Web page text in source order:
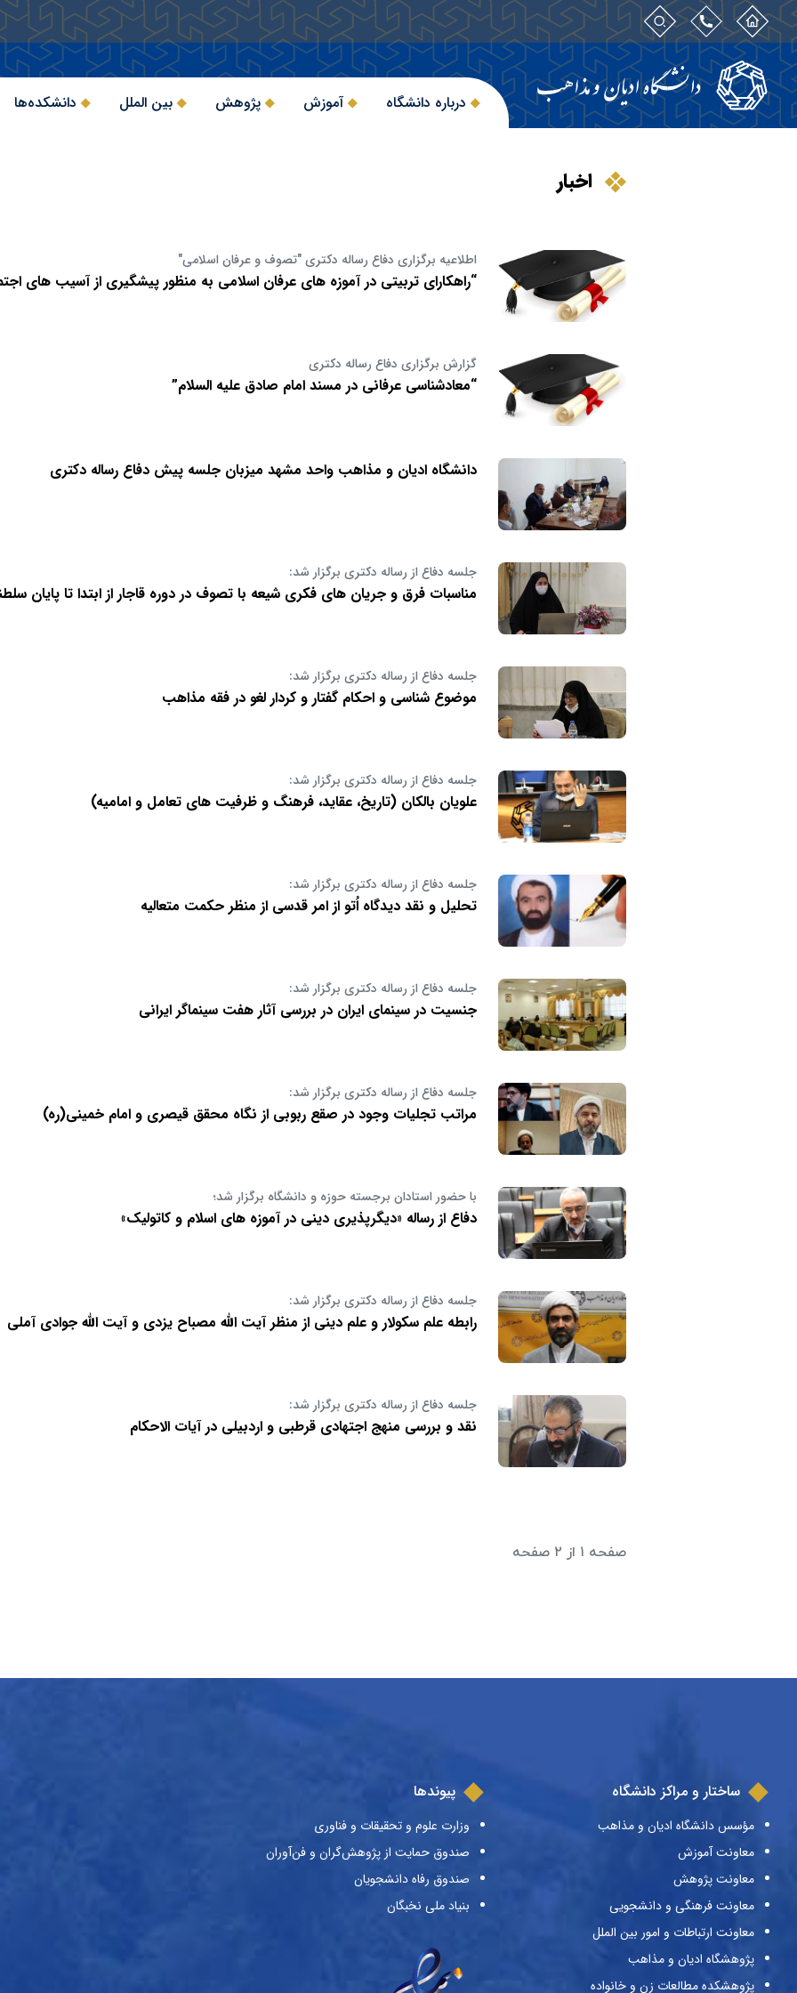
درباره دانشگاه آموزش پژوهش بین الملل دانشکده‌ها
اخبار
اطلاعیه برگزاری دفاع رساله دکتری "تصوف و عرفان اسلامی"
“راهکارای تربیتی در آموزه های عرفان اسلامی به منظور پیشگیری از آسیب های
گزارش برگزاری دفاع رساله دکتری
“معادشناسی عرفانی در مسند امام صادق علیه السلام”
دانشگاه ادیان و مذاهب واحد مشهد میزبان جلسه پیش دفاع رساله دکتری
جلسه دفاع از رساله دکتری برگزار شد:
مناسبات فرق و جریان های فکری شیعه با تصوف در دوره قاجار از ابتدا تا پایان سلطنت محمد
جلسه دفاع از رساله دکتری برگزار شد:
موضوع شناسی و احکام گفتار و کردار لغو در فقه مذاهب
جلسه دفاع از رساله دکتری برگزار شد:
علویان بالکان (تاریخ، عقاید، فرهنگ و ظرفیت های تعامل و امامیه)
جلسه دفاع از رساله دکتری برگزار شد:
تحلیل و نقد دیدگاه اُتو از امر قدسی از منظر حکمت متعالیه
جلسه دفاع از رساله دکتری برگزار شد:
جنسیت در سینمای ایران در بررسی آثار هفت سینماگر ایرانی
جلسه دفاع از رساله دکتری برگزار شد:
مراتب تجليات وجود در صقع ربوبی از نگاه محقق قيصری و امام خمينی(ره)
با حضور استادان برجسته حوزه و دانشگاه برگزار شد؛
دفاع از رساله «دیگرپذیری دینی در آموزه های اسلام و کاتولیک»
جلسه دفاع از رساله دکتری برگزار شد:
رابطه علم سکولار و علم دینی از منظر آیت الله مصباح یزدی و آیت الله جوادی آملی
جلسه دفاع از رساله دکتری برگزار شد:
نقد و بررسی منهج اجتهادی قرطبی و اردبیلی در آیات الاحکام
صفحه ۱ از ۲ صفحه
ساختار و مراکز دانشگاه
مؤسس دانشگاه ادیان و مذاهب
معاونت آموزش
معاونت پژوهش
معاونت فرهنگی و دانشجویی
معاونت ارتباطات و امور بین الملل
پژوهشگاه ادیان و مذاهب
پژوهشکده مطالعات زن و خانواده
پیوندها
وزارت علوم و تحقیقات و فناوری
صندوق حمایت از پژوهش‌گران و فن‌آوران
صندوق رفاه دانشجویان
بنیاد ملی نخبگان